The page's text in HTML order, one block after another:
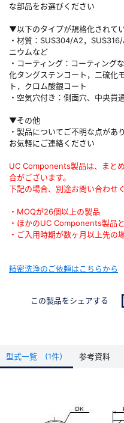
な部品をお選びください
▼以下のタイプが規格化されて
・材質：SUS304/A2，
ニウムなど
・コーティング：コーティング
化タングステンコート，二硫化
ト，クロム酸銀コート
・空気穴付き：側面穴、中央貫
▼その他
・製品についてご不明な点があ
お気軽にご連絡ください
UC Components製品は、まと
合がございます。
下記の場合、別途お問い合わせ
・MOQが26個以上の製品
・ほかのUC Components製品
・ご入用時期が数ヶ月以上先の
精密洗浄のご依頼はこちらから
この製品をシェアする
型式一覧 (1件） 参考資料